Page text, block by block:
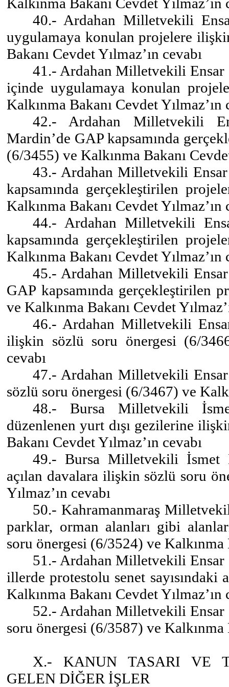
40.- Ardahan Milletvekili
uygulamaya konulan projelere
Bakanı Cevdet Yılmaz’ın cevabı
41.- Ardahan Milletvekili Ensar
içinde uygulamaya konulan
Kalkınma Bakanı Cevdet Yılmaz’ın
42.- Ardahan Milletvekili
Mardin’de GAP kapsamında
(6/3455) ve Kalkınma Bakanı
43.- Ardahan Milletvekili
kapsamında gerçekleştirilen
Kalkınma Bakanı Cevdet Yılmaz’ın
44.- Ardahan Milletvekili
kapsamında gerçekleştirilen
Kalkınma Bakanı Cevdet Yılmaz’ın
45.- Ardahan Milletvekili
GAP kapsamında gerçekleştirilen
ve Kalkınma Bakanı Cevdet
46.- Ardahan Milletvekili
ilişkin sözlü soru önergesi (6/
cevabı
47.- Ardahan Milletvekili
sözlü soru önergesi (6/3467) ve
48.- Bursa Milletvekili İsmet
düzenlenen yurt dışı gezilerine
Bakanı Cevdet Yılmaz’ın cevabı
49.- Bursa Milletvekili İsmet
açılan davalara ilişkin sözlü soru
Yılmaz’ın cevabı
50.- Kahramanmaraş
parklar, orman alanları gibi
soru önergesi (6/3524) ve Kalkınma
51.- Ardahan Milletvekili
illerde protestolu senet
Kalkınma Bakanı Cevdet Yılmaz’ın
52.- Ardahan Milletvekili Ensar
soru önergesi (6/3587) ve Kalkınma
X.- KANUN TASARI VE
GELEN DİĞER İŞLER